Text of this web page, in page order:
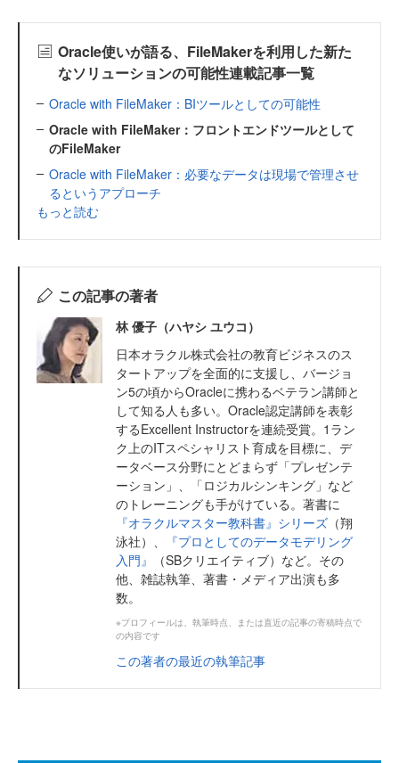
Oracle使いが語る、FileMakerを利用した新た
なソリューションの可能性連載記事一覧
Oracle with FileMaker：BIツールとしての可能性
Oracle with FileMaker：フロントエンドツールとして
のFileMaker
Oracle with FileMaker：必要なデータは現場で管理させ
るというアプローチ
もっと読む
この記事の著者
林 優子（ハヤシ ユウコ）
日本オラクル株式会社の教育ビジネスのス
タートアップを全面的に支援し、バージョ
ン5の頃からOracleに携わるベテラン講師と
して知る人も多い。Oracle認定講師を表彰
するExcellent Instructorを連続受賞。1ラン
ク上のITスペシャリスト育成を目標に、デ
ータベース分野にとどまらず「プレゼンテ
ーション」、「ロジカルシンキング」など
のトレーニングも手がけている。著書に
『オラクルマスター教科書』シリーズ （翔
泳社）、
『プロとしてのデータモデリング
入門』
（SBクリエイティブ）など。その
他、雑誌執筆、著書・メディア出演も多
数。
※プロフィールは、執筆時点、または直近の記事の寄稿時点で
の内容です
この著者の最近の執筆記事